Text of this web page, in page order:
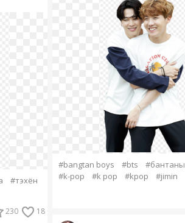
#тэхён
230 18
#bangtan boys #bts #бантаны
#k-pop
#k pop #kpop #jimin